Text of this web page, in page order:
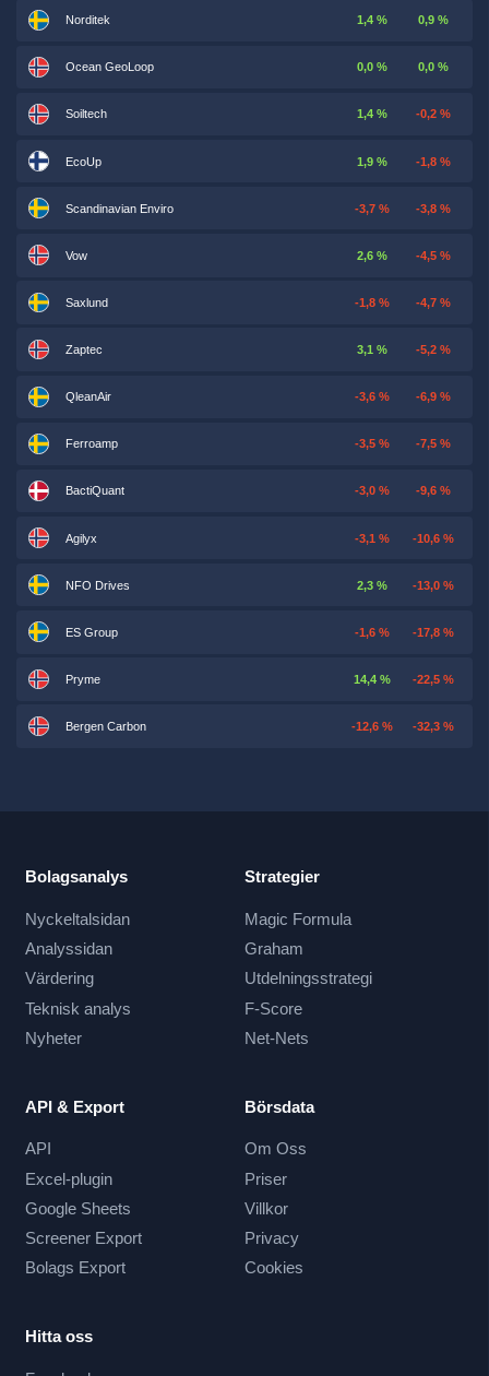
Norditek 1,4 % 0,9 %
Ocean GeoLoop 0,0 % 0,0 %
Soiltech 1,4 % -0,2 %
EcoUp 1,9 % -1,8 %
Scandinavian Enviro -3,7 % -3,8 %
Vow 2,6 % -4,5 %
Saxlund -1,8 % -4,7 %
Zaptec 3,1 % -5,2 %
QleanAir -3,6 % -6,9 %
Ferroamp -3,5 % -7,5 %
BactiQuant -3,0 % -9,6 %
Agilyx -3,1 % -10,6 %
NFO Drives 2,3 % -13,0 %
ES Group -1,6 % -17,8 %
Pryme 14,4 % -22,5 %
Bergen Carbon -12,6 % -32,3 %
Bolagsanalys
Nyckeltalsidan
Analyssidan
Värdering
Teknisk analys
Nyheter
Strategier
Magic Formula
Graham
Utdelningsstrategi
F-Score
Net-Nets
API & Export
API
Excel-plugin
Google Sheets
Screener Export
Bolags Export
Börsdata
Om Oss
Priser
Villkor
Privacy
Cookies
Hitta oss